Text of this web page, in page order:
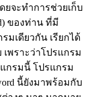
ยจะทำการช่วยเก็บ
ของท่าน ที่มี
มเดียวกัน เรียกได้
พราะว่าโปรแกรม
แกรมนี้ โปรแกรม
นี้ยังมาพร้อมกับ